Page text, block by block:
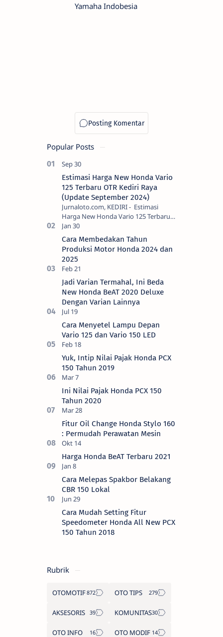
Yamaha Indobesia
Popular Posts
Estimasi Harga New Honda Vario
125 Terbaru OTR Kediri Raya
(Update September 2024)
Jurnaloto.com, KEDIRI - Estimasi
Harga New Honda Vario 125 Terbaru
OTR Kediri Raya (Update September
2024) Brosis sekalian, PT Astra Honda
Motor (AH…
Cara Membedakan Tahun
Produksi Motor Honda 2024 dan
2025
Jadi Varian Termahal, Ini Beda
New Honda BeAT 2020 Deluxe
Dengan Varian Lainnya
Cara Menyetel Lampu Depan
Vario 125 dan Vario 150 LED
Yuk, Intip Nilai Pajak Honda PCX
150 Tahun 2019
Ini Nilai Pajak Honda PCX 150
Tahun 2020
Fitur Oil Change Honda Stylo 160
: Permudah Perawatan Mesin
Harga Honda BeAT Terbaru 2021
Cara Melepas Spakbor Belakang
CBR 150 Lokal
Cara Mudah Setting Fitur
Speedometer Honda All New PCX
150 Tahun 2018
Rubrik
OTOMOTIF OTO TIPS
AKSESORIS KOMUNITAS
OTO INFO OTO MODIF